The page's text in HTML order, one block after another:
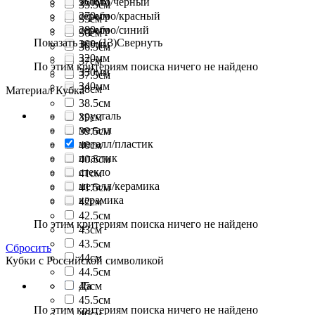
35.5см
35см
36см
36.5см
37см
37.5см
38см
38.5см
39см
39.5см
40см
40.5см
41см
41.5см
42см
42.5см
43см
43.5см
44см
44.5см
45см
45.5см
270мм
280мм
300мм
320мм
330мм
340мм
серебро/красный
серебро/синий
Показать все (13)Свернуть
По этим критериям поиска ничего не найдено
Материал Кубка
хрусталь
металл
металл/пластик
пластик
стекло
металл/керамика
керамика
По этим критериям поиска ничего не найдено
Сбросить
Кубки с Российской символикой
Да
По этим критериям поиска ничего не найдено